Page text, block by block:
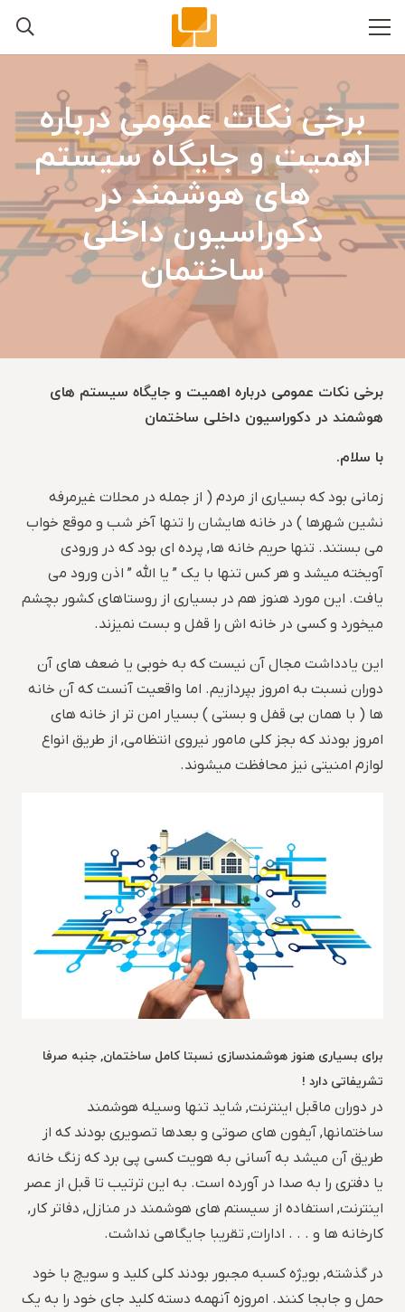
برخی نکات عمومی درباره
اهمیت و جایگاه سیستم
های هوشمند در
دکوراسیون داخلی
ساختمان
برخی نکات عمومی درباره اهمیت و جایگاه سیستم های
هوشمند در دکوراسیون داخلی ساختمان
با سلام.
زمانی بود که بسیاری از مردم ( از جمله در محلات غیرمرفه
نشین شهرها ) در خانه هایشان را تنها آخر شب و موقع خواب
می بستند. تنها حریم خانه ها, پرده ای بود که در ورودی
آویخته میشد و هر کس تنها با یک ” یا الله ” اذن ورود می
یافت. این مورد هنوز هم در بسیاری از روستاهای کشور بچشم
میخورد و کسی در خانه اش را قفل و بست نمیزند.
این یادداشت مجال آن نیست که به خوبی یا ضعف های آن
دوران نسبت به امروز بپردازیم. اما واقعیت آنست که آن خانه
ها ( با همان بی قفل و بستی ) بسیار امن تر از خانه های
امروز بودند که بجز کلی مامور نیروی انتظامی, از طریق انواع
لوازم امنیتی نیز محافظت میشوند.
برای بسیاری هنوز هوشمندسازی نسبتا کامل ساختمان, جنبه صرفا
تشریفاتی دارد !
در دوران ماقبل اینترنت, شاید تنها وسیله هوشمند
ساختمانها, آیفون های صوتی و بعدها تصویری بودند که از
طریق آن میشد به آسانی به هویت کسی پی برد که زنگ خانه
یا دفتری را به صدا در آورده است. به این ترتیب تا قبل از عصر
اینترنت, استفاده از سیستم های هوشمند در منازل, دفاتر کار,
کارخانه ها و . . . ادارات, تقریبا جایگاهی نداشت.
در گذشته, بویژه کسبه مجبور بودند کلی کلید و سویچ با خود
حمل و جابجا کنند. امروزه آنهمه دسته کلید جای خود را به یک